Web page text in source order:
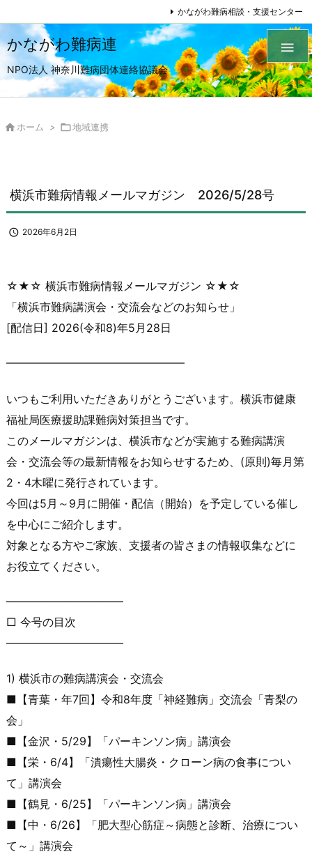
かながわ難病連
NPO法人 神奈川難病団体連絡協議会

かながわ難病相談・支援センター
 ホーム > 地域連携
横浜市難病情報メールマガジン 2026/5/28号
 2026年6月2日
☆★☆ 横浜市難病情報メールマガジン ☆★☆
「横浜市難病講演会・交流会などのお知らせ」
[配信日] 2026(令和8)年5月28日
━━━━━━━━━━━━━━━━
いつもご利用いただきありがとうございます。横浜市健康
福祉局医療援助課難病対策担当です。
このメールマガジンは、横浜市などが実施する難病講演
会・交流会等の最新情報をお知らせするため、(原則)毎月第
2・4木曜に発行されています。
今回は5月～9月に開催・配信（開始）を予定している催し
を中心にご紹介します。
対象となる方やご家族、支援者の皆さまの情報収集などに
お役立て ください。
——————————–
□ 今号の目次
——————————–
1) 横浜市の難病講演会・交流会
■【青葉・年7回】令和8年度「神経難病」交流会「青梨の
会」
■【金沢・5/29】「パーキンソン病」講演会
■【栄・6/4】「潰瘍性大腸炎・クローン病の食事につい
て」講演会
■【鶴見・6/25】「パーキンソン病」講演会
■【中・6/26】「肥大型心筋症～病態と診断、治療につい
て～ 」講演会